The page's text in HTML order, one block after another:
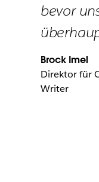
bevor
Brock Imel
Direktor für
Writer